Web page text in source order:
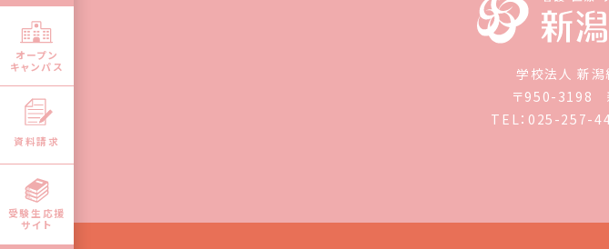
オープン
キャンパス
資料請求
受験生応援
サイト
学校法人 新
〒950-3198
TEL：025-257-